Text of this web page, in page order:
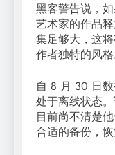
黑客警告说，
艺术家的作品
集足够大，这
作者独特的风格
自 8 月 30 日
处于离线状态
目前尚不清楚
合适的备份，恢